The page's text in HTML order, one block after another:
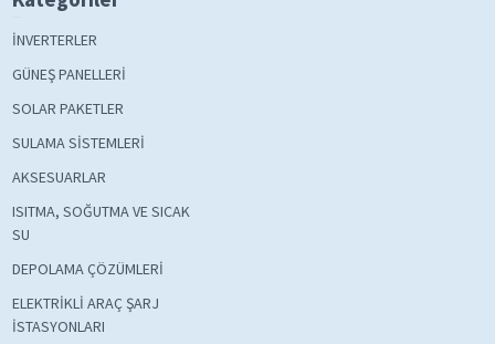
İNVERTERLER
GÜNEŞ PANELLERİ
SOLAR PAKETLER
SULAMA SİSTEMLERİ
AKSESUARLAR
ISITMA, SOĞUTMA VE SICAK
SU
DEPOLAMA ÇÖZÜMLERİ
ELEKTRİKLİ ARAÇ ŞARJ
İSTASYONLARI